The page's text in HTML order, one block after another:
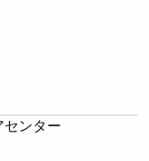
ンター